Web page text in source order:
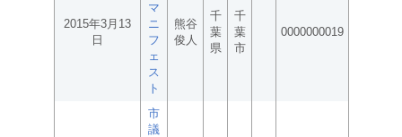
2015年3月13
日
マ
ニ
フ
ェ
ス
ト
熊谷
俊人
千
葉
県
千
葉
市
0000000019
市
議